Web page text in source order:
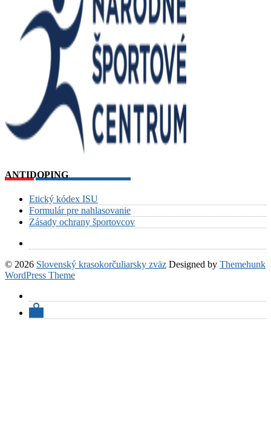
ANTIDOPING
Etický kódex ISU
Formulár pre nahlasovanie
Zásady ochrany športovcov
© 2026 Slovenský krasokorčuliarsky zväz Designed by Themehunk
WordPress Theme